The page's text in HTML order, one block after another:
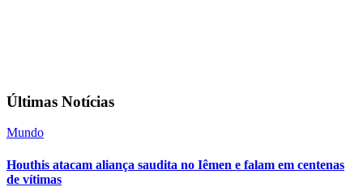
Últimas Notícias
Mundo
Houthis atacam aliança saudita no Iêmen e falam em centenas
de vítimas